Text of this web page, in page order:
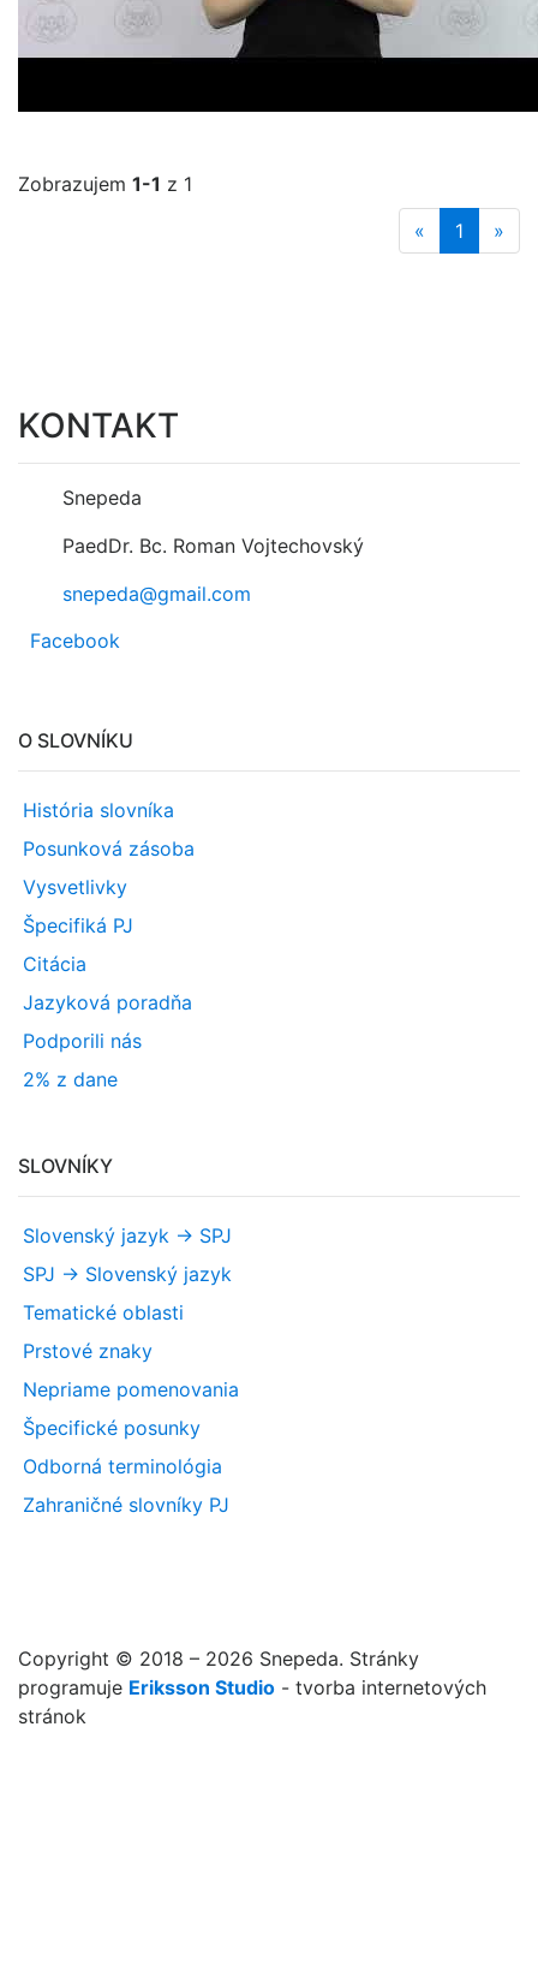
Zobrazujem 1-1 z 1
«
1 »
KONTAKT
Snepeda
PaedDr. Bc. Roman Vojtechovský
snepeda@gmail.com
Facebook
O SLOVNÍKU
História slovníka
Posunková zásoba
Vysvetlivky
Špecifiká PJ
Citácia
Jazyková poradňa
Podporili nás
2% z dane
SLOVNÍKY
Slovenský jazyk -> SPJ
SPJ -> Slovenský jazyk
Tematické oblasti
Prstové znaky
Nepriame pomenovania
Špecifické posunky
Odborná terminológia
Zahraničné slovníky PJ
Copyright © 2018 – 2026 Snepeda. Stránky
programuje Eriksson Studio - tvorba internetových
stránok